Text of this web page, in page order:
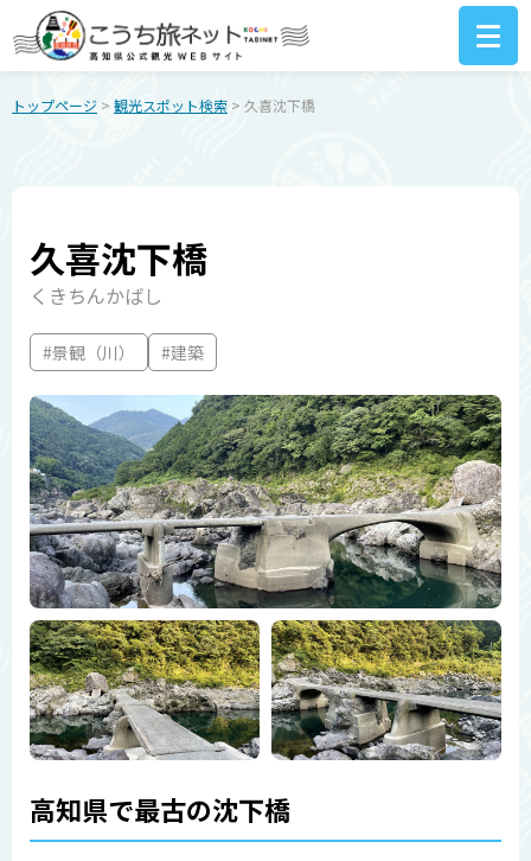
トップページ > 観光スポット検索 > 久喜沈下橋
久喜沈下橋
くきちんかばし
#景観（川） #建築
高知県で最古の沈下橋